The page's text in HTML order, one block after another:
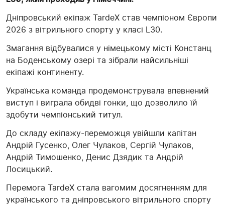
Дніпровський екіпаж TardeX став чемпіоном Європи
2026 з вітрильного спорту у класі L30.
Змагання відбувалися у німецькому місті Констанц
на Боденському озері та зібрали найсильніші
екіпажі континенту.
Українська команда продемонструвала впевнений
виступ і виграла обидві гонки, що дозволило їй
здобути чемпіонський титул.
До складу екіпажу-переможця увійшли капітан
Андрій Гусенко, Олег Чулаков, Сергій Чулаков,
Андрій Тимошенко, Денис Дзядик та Андрій
Лосицький.
Перемога TardeX стала вагомим досягненням для
українського та дніпровського вітрильного спорту